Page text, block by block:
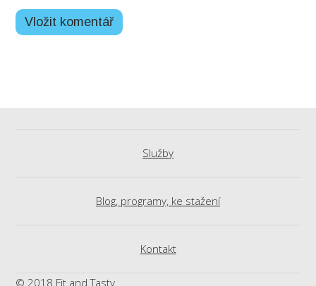
Služby
Blog, programy, ke stažení
Kontakt
© 2018 Fit and Tasty